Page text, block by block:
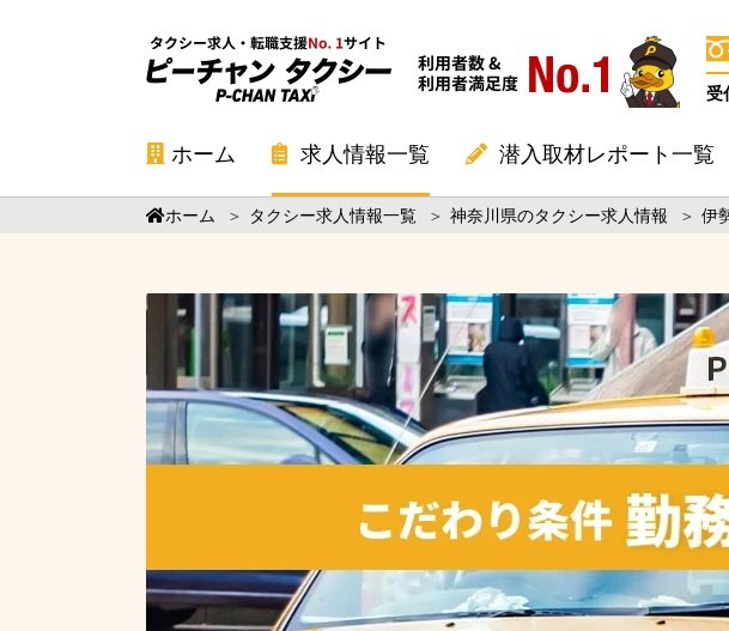
受
ホーム 求人情報一覧 潜入取材レポート一覧
ホーム ＞ タクシー求人情報一覧 ＞ 神奈川県のタクシー求人情報 ＞ 伊